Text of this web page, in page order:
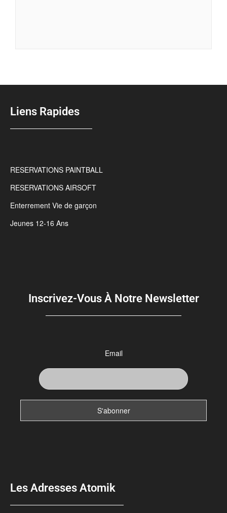
Liens Rapides
RESERVATIONS PAINTBALL
RESERVATIONS AIRSOFT
Enterrement Vie de garçon
Jeunes 12-16 Ans
Inscrivez-Vous À Notre Newsletter
Email
Les Adresses Atomik